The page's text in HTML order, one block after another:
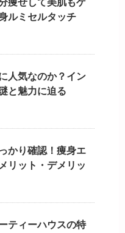
ルミセルタッチ
人気なのか？イン
と魅力に迫る
かり確認！痩身エ
リット・デメリッ
ティーハウスの特